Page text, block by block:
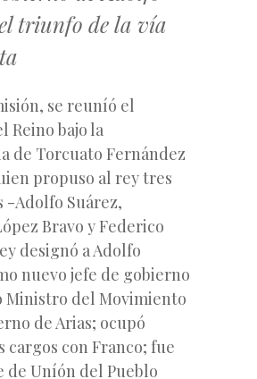
triunfo de la vía
se reuníó el
Reino bajo la
de Torcuato Fernández
propuso al rey tres
-Adolfo Suárez,
Bravo y Federico
designó a Adolfo
nuevo jefe de gobierno
Ministro del Movimiento
de Arias; ocupó
cargos con Franco; fue
de Uníón del Pueblo